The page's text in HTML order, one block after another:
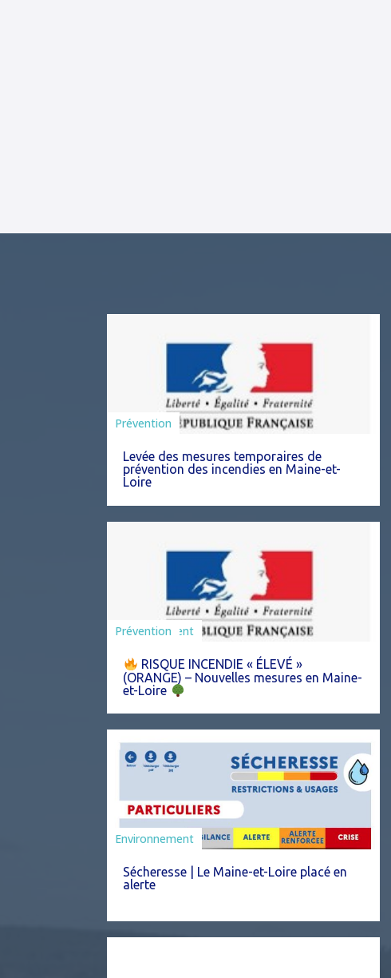
Préfecture
Prévention
Levée des mesures temporaires de
prévention des incendies en Maine-et-
Loire
Agriculture
Arrêté
Environnement
Prévention
RISQUE INCENDIE « ÉLEVÉ »
(ORANGE) – Nouvelles mesures en Maine-
et-Loire
Environnement
Sécheresse | Le Maine-et-Loire placé en
alerte